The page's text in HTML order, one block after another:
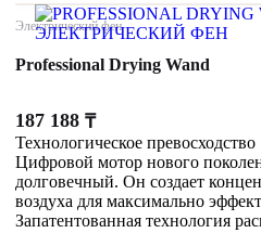
Электрический фен
Professional Drying Wand
187 188 ₸
Технологическое превосходство
Цифровой мотор нового
долговечный. Он создает
воздуха для максимально
Запатентованная технология